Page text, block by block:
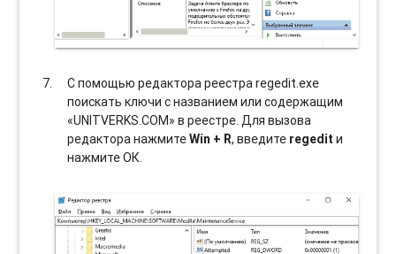
С помощью редактора реестра regedit.exe
поискать ключи с названием или содержащим
«UNITVERKS.COM» в реестре. Для вызова
редактора нажмитеWin + R, введите regedit и
нажмите ОК.